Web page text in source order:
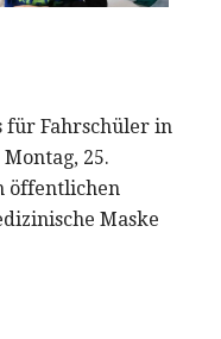
für Fahrschüler in
25.
öffentlichen
Maske